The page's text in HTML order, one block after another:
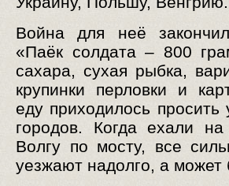
Война для неё
«Паёк солдата – 800
сахара, сухая рыбка,
крупинки перловки и
еду приходилось
городов. Когда ехали
Волгу по мосту, все
уезжают надолго, а